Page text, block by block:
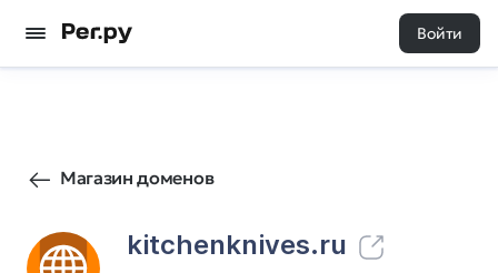
Войти
Магазин доменов
kitchenknives.ru
218 0